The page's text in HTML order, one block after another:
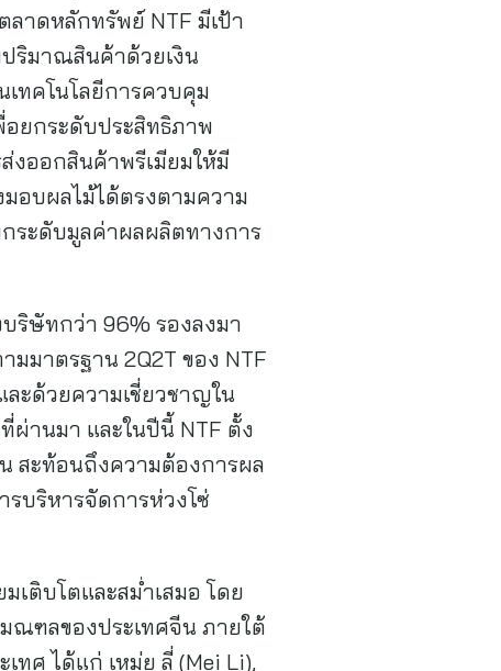
ลาดหลักทรัพย์ NTF มีเป้า
ปริมาณสินค้าด้วยเงิน
ทคโนโลยีการควบคุม
อยกระดับประสิทธิภาพ
งออกสินค้าพรีเมียมให้มี
อบผลไม้ได้ตรงตามความ
กระดับมูลค่าผลผลิตทางการ
ริษัทกว่า 96% รองลงมา
มาตรฐาน 2Q2T ของ NTF
ะด้วยความเชี่ยวชาญใน
ผ่านมา และในปีนี้ NTF ตั้ง
สะท้อนถึงความต้องการผล
บริหารจัดการห่วงโซ่
เติบโตและสม่ำเสมอ โดย
ณฑลของประเทศจีน ภายใต้
ทศ ได้แก่ เหม่ย ลี่ (Mei Li),